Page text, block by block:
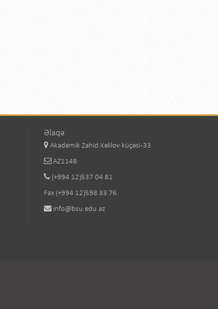
Əlaqə
Akademik Zahid Xəlilov küçəsi-33
AZ1148
(+994 12)537 04 81
Fax (+994 12)598 33 76
info@bsu.edu.az